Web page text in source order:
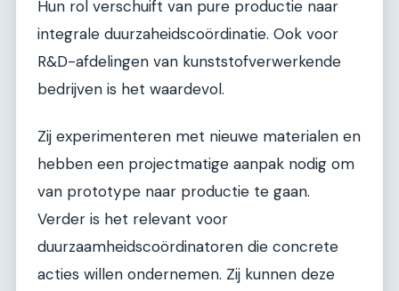
Hun rol verschuift van pure productie naar
integrale duurzaheidscoördinatie. Ook voor
R&D-afdelingen van kunststofverwerkende
bedrijven is het waardevol.
Zij experimenteren met nieuwe materialen en
hebben een projectmatige aanpak nodig om
van prototype naar productie te gaan.
Verder is het relevant voor
duurzaamheidscoördinatoren die concrete
acties willen ondernemen. Zij kunnen deze